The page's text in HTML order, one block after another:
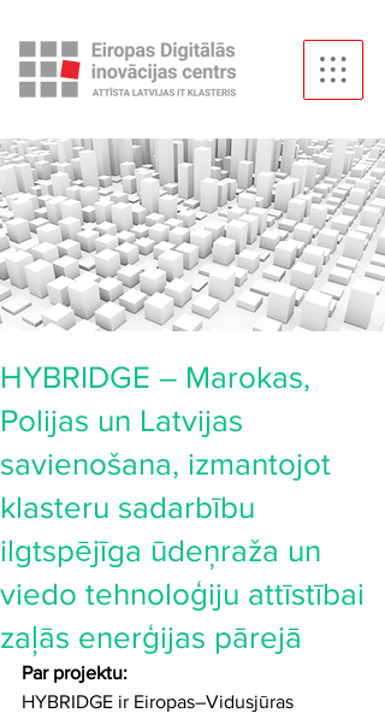
HYBRIDGE – Marokas,
Polijas un Latvijas
savienošana, izmantojot
klasteru sadarbību
ilgtspējīga ūdeņraža un
viedo tehnoloģiju attīstībai
zaļās enerģijas pārejā
Par projektu:
HYBRIDGE ir Eiropas–Vidusjūras